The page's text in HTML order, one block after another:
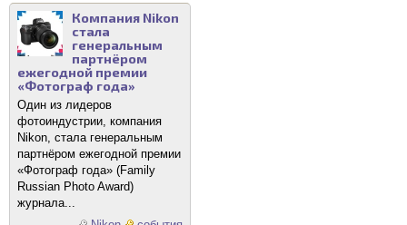
Компания Nikon
стала
генеральным
партнёром
ежегодной премии
«Фотограф года»
Один из лидеров
фотоиндустрии, компания
Nikon, стала генеральным
партнёром ежегодной премии
«Фотограф года» (Family
Russian Photo Award)
журнала...